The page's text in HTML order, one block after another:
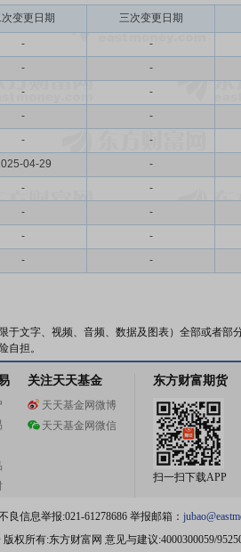
变更日期 三次变更日期
- -
- -
- -
- -
- -
04-29 -
- -
- -
- -
- -
文字、视频、音频、数据及图表）全部或者部
自担。
关注天天基金
天天基金网微博
天天基金网微信
东方财富期货
扫一扫下载APP
信息举报:021-61278686 举报邮箱：
版权所有:东方财富网 意见与建议:4000300059/